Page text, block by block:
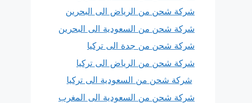
شركة شحن من الرياض الى البحرين
شركة شحن من السعودية الى البحرين
شركة شحن من جدة الى تركيا
شركة شحن من الرياض الى تركيا
شركة شحن من السعودية الى تركيا
شركة شحن من السعودية الى المغرب